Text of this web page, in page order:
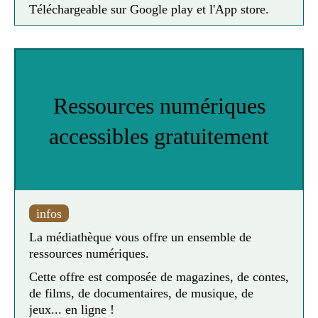
Téléchargeable sur Google play et l'App store.
Ressources numériques
accessibles gratuitement
infos
La médiathèque vous offre un ensemble de
ressources numériques.
Cette offre est composée de magazines, de contes,
de films, de documentaires, de musique, de
jeux... en ligne !